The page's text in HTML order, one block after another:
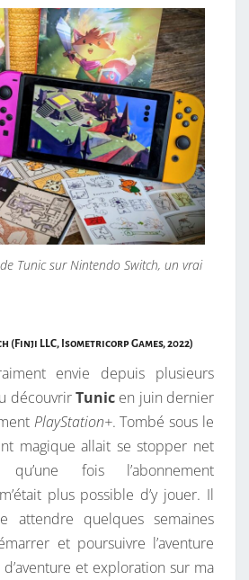
Tunic sur Nintendo Switch, un vrai
(Finji LLC, Isometricorp Games, 2022)
envie depuis plusieurs
découvrirTunicen juin dernier
PlayStation+. Tombé sous le
magique allait se stopper net
fois l’abonnement
plus possible d’y jouer. Il
attendre quelques semaines
et poursuivre l’aventure
et exploration sur ma